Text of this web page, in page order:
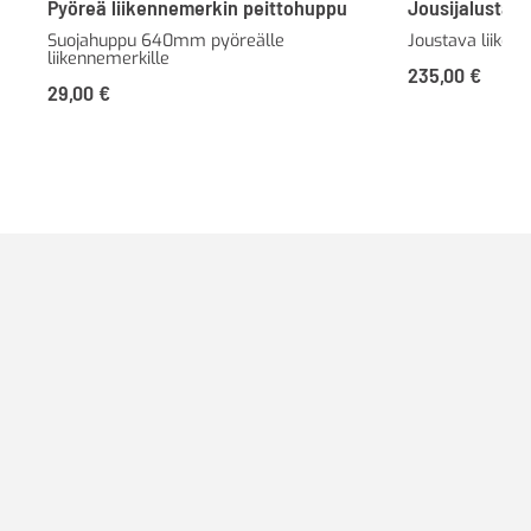
Pyöreä liikennemerkin peittohuppu
Suojahuppu 640mm pyöreälle
liikennemerkille
29,00 €
Jousijalusta
Joustava
235,00 €